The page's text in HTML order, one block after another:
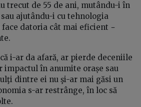
trecut de 55 de ani, mutându-i în
ajutându-i cu tehnologia
face datoria cât mai eficient −
i-ar da afară, ar pierde deceniile
impactul în anumite orașe sau
dintre ei nu şi-ar mai găsi un
s-ar restrânge, în loc să